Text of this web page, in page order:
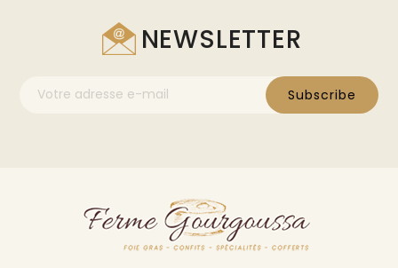
NEWSLETTER
Subscribe